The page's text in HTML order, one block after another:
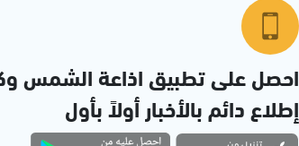
احصل على تطبيق اذاعة الشمس
إطلاع دائم بالأخبار أولاً بأول